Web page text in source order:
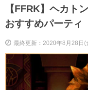
【FFRK】ヘカト
おすすめパーティ
最終更新：2020年8月28日(